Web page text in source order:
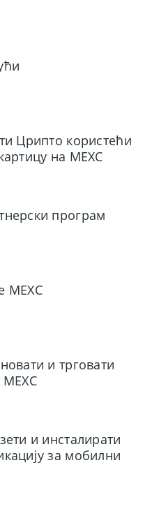
Црипто користећи
на MEXC
програм
MEXC
и трговати
и инсталирати
за мобилни
иОС)